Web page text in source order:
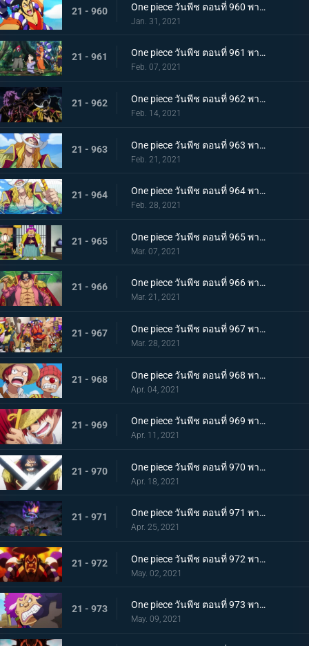
21 - 960 One piece วันพีช ตอนที่ 960 พากย์ไทย ซามูไรอันดับหนึ่งของวะโนะคุนิ! โคสึกิ โอเด้ง มาแล้ว
Jan. 31, 2021
21 - 961 One piece วันพีช ตอนที่ 961 พากย์ไทย สาบานเป็นศิษย์ทั้งน้ำตา โอเด้งกับคินเอม่อน
Feb. 07, 2021
21 - 962 One piece วันพีช ตอนที่ 962 พากย์ไทย ชะตาชีวิตที่เปลี่ยนแปลง กลุ่มโจรสลัดหนวดขาวเกยตื้น!!
Feb. 14, 2021
21 - 963 One piece วันพีช ตอนที่ 963 พากย์ไทย ความมุ่งมั่นของโอเด้ง! การทดสอบของหนวดขาว!
Feb. 21, 2021
21 - 964 One piece วันพีช ตอนที่ 964 พากย์ไทย น้องชายของหนวดขาว! การผจญภัยของโอเด้ง!
Feb. 28, 2021
21 - 965 One piece วันพีช ตอนที่ 965 พากย์ไทย ดวลดาบ! โรเจอร์กับหนวดขาว!
Mar. 07, 2021
21 - 966 One piece วันพีช ตอนที่ 966 พากย์ไทย ความปรารถนาของโรเจอร์! การเดินทางครั้งใหม่
Mar. 21, 2021
21 - 967 One piece วันพีช ตอนที่ 967 พากย์ไทย อุทิศชีวิต! การผจญภัยของโรเจอร์!
Mar. 28, 2021
21 - 968 One piece วันพีช ตอนที่ 968 พากย์ไทย ราชาโจรสลัดถือกำเนิด ถึงแล้ว! เกาะสุดท้าย
Apr. 04, 2021
21 - 969 One piece วันพีช ตอนที่ 969 พากย์ไทย มุ่งสู่วะโนะคุนิ! โจรสลัดโรเจอร์สลายตัว!
Apr. 11, 2021
21 - 970 One piece วันพีช ตอนที่ 970 พากย์ไทย ข่าวร้าย เปิดยุคแห่งโจรสลัด
Apr. 18, 2021
21 - 971 One piece วันพีช ตอนที่ 971 พากย์ไทย บุก! โอเด้งและ 9 ปลอกดาบแดง
Apr. 25, 2021
21 - 972 One piece วันพีช ตอนที่ 972 พากย์ไทย ถึงเวลาตัดสิน! โอเด้งปะทะไคโด!
May. 02, 2021
21 - 973 One piece วันพีช ตอนที่ 973 พากย์ไทย ต้มจนตาย การต่อสู้ 1 ชั่วโมงของโอเด้ง
May. 09, 2021